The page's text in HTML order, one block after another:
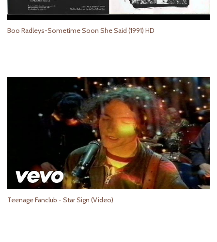
Boo Radleys-Sometime Soon She Said (1991) HD
Teenage Fanclub - Star Sign (Video)